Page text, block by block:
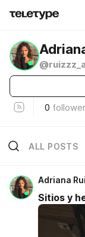
0
ALL POSTS
Adriana
Sitios y